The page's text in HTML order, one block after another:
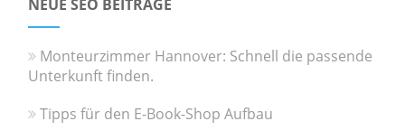
NEUE SEO BEITRÄGE
Monteurzimmer Hannover: Schnell die passende
Unterkunft finden.
Tipps für den E-Book-Shop Aufbau